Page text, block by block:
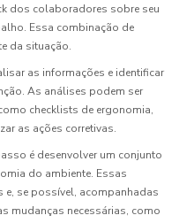
dos colaboradores sobre seu
Essa combinação de
da situação.
as informações e identificar
As análises podem ser
checklists de ergonomia,
as ações corretivas.
é desenvolver um conjunto
do ambiente. Essas
e, se possível, acompanhadas
mudanças necessárias, como